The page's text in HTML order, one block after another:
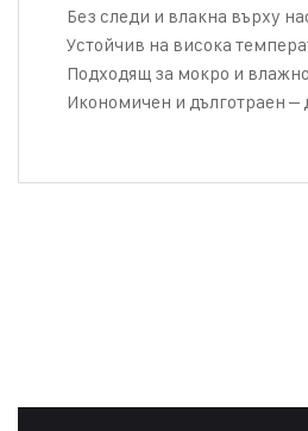
Без следи и влакна върху
Устойчив на висока
Подходящ за мокро и
Икономичен и дълготраен –